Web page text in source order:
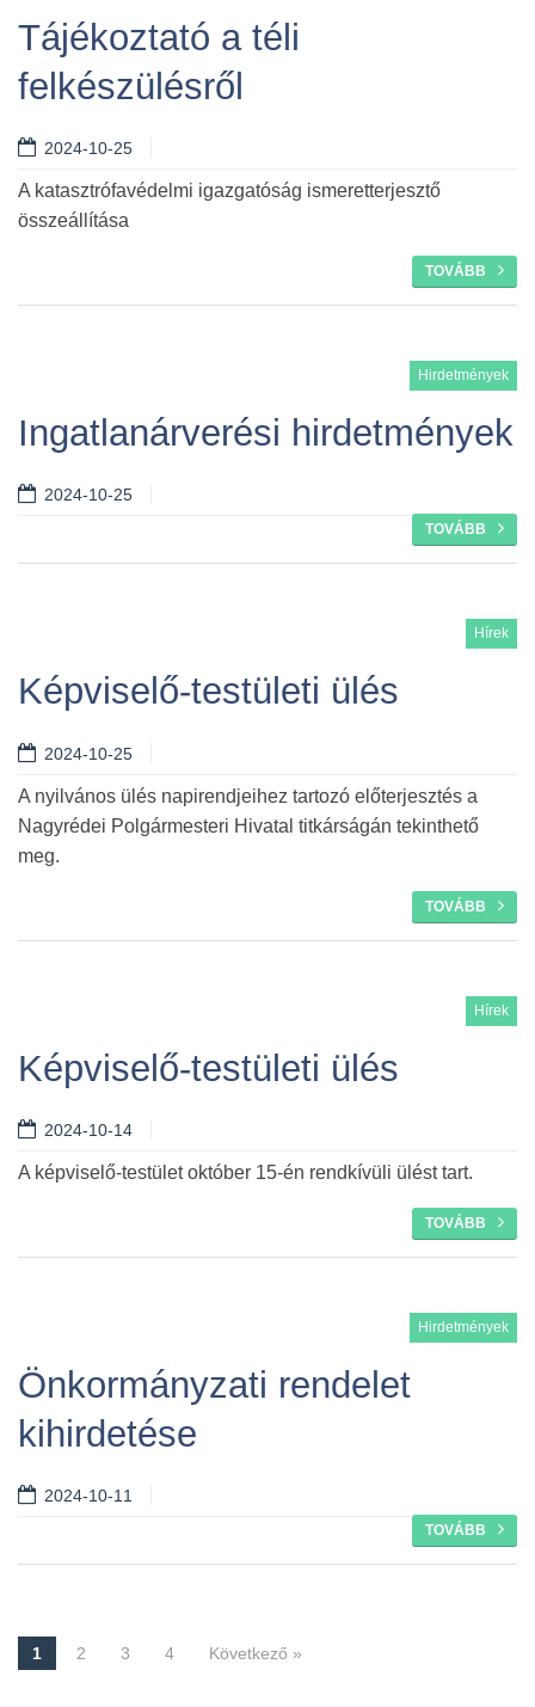
Tájékoztató a téli
felkészülésről
2024-10-25
A katasztrófavédelmi igazgatóság ismeretterjesztő
összeállítása
TOVÁBB
Hirdetmények
Ingatlanárverési hirdetmények
2024-10-25
TOVÁBB
Hírek
Képviselő-testületi ülés
2024-10-25
A nyilvános ülés napirendjeihez tartozó előterjesztés a
Nagyrédei Polgármesteri Hivatal titkárságán tekinthető
meg.
TOVÁBB
Hírek
Képviselő-testületi ülés
2024-10-14
A képviselő-testület október 15-én rendkívüli ülést tart.
TOVÁBB
Hirdetmények
Önkormányzati rendelet
kihirdetése
2024-10-11
TOVÁBB
Navigáció
1 2 3 4 Következő »